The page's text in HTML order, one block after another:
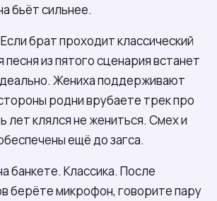
бьёт сильнее.
брат проходит классический
песня из пятого сценария встанет
Жениха поддерживают
родни врубаете трек про
лет клялся не жениться. Смех и
ещё до загса.
банкете. Классика. После
берёте микрофон, говорите пару